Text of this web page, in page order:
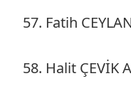
57. Fatih
58. Halit ÇEVİK